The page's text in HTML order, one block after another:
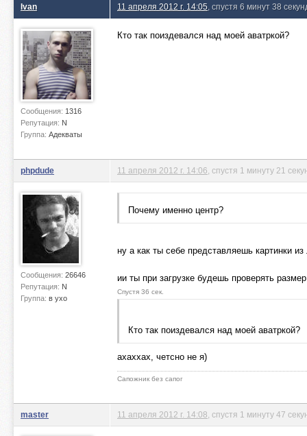
Ivan
Сообщения: 1316
Репутация: N
Группа: Адекваты
11 апреля 2012 г. 14:05 , спустя 6 минут 38
Кто так поиздевался над моей аватркой?
phpdude
Сообщения: 26646
Репутация: N
Группа: в ухо
11 апреля 2012 г. 14:06 , спустя 1 минуту 21
Почему именно центр?
ну а как ты себе представляешь картинки
ии ты при загрузке будешь проверять
Спустя 36 сек.
Кто так поиздевался над моей аватркой?
ахаххах, четсно не я)
Сапожник без сапог
master 11 апреля 2012 г. 14:08 , спустя 1 минуту 47